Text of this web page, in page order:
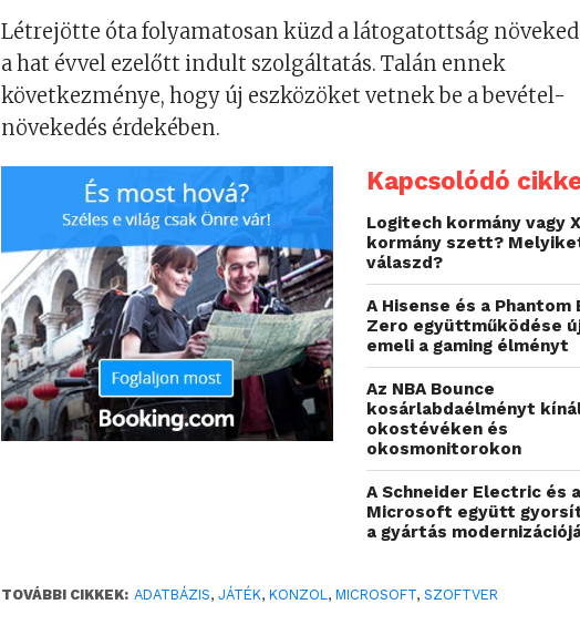
Létrejötte óta folyamatosan küzd a látogatottság
a hat évvel ezelőtt indult szolgáltatás. Talán ennek
következménye, hogy új eszközöket vetnek be a bevétel-
növekedés érdekében.
Kapcsolódó
Logitech kormány vagy
kormány szett?
válaszd?
A Hisense és a Phantom
Zero együttműködése
emeli a gaming élményt
Az NBA Bounce
kosárlabdaélményt
okostévéken és
okosmonitorokon
A Schneider Electric és a
Microsoft együtt
a gyártás
TOVÁBBI CIKKEK: ADATBÁZIS,JÁTÉK,KONZOL,MICROSOFT,SZOFTVER